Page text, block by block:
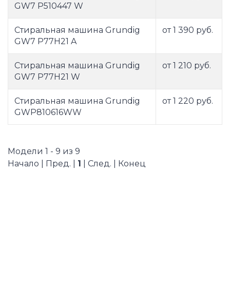
GW7 P510447 W
Стиральная машина Grundig
GW7 P77H21 A
от 1 390 руб.
Стиральная машина Grundig
GW7 P77H21 W
от 1 210 руб.
Стиральная машина Grundig
GWP810616WW
от 1 220 руб.
Модели 1 - 9 из 9
Начало | Пред. | 1 | След. | Конец